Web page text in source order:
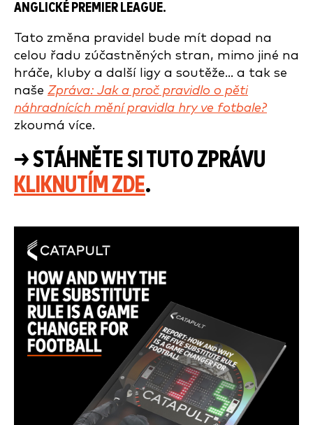
ANGLICKÉ PREMIER LEAGUE.
Tato změna pravidel bude mít dopad na
celou řadu zúčastněných stran, mimo jiné na
hráče, kluby a další ligy a soutěže... a tak se
naše Zpráva: Jak a proč pravidlo o pěti
náhradnících mění pravidla hry ve fotbale?
zkoumá více.
→ STÁHNĚTE SI TUTO ZPRÁVU
KLIKNUTÍM ZDE.